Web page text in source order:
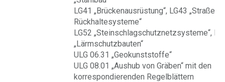
LG41 „Brückenausrüstung“, LG43
Rückhaltesysteme“
LG52 „Steinschlagschutznetzsysteme“,
„Lärmschutzbauten“
ULG 06.31 „Geokunststoffe“
ULG 08.01 „Aushub von Gräben“ mit den
korrespondierenden Regelblättern